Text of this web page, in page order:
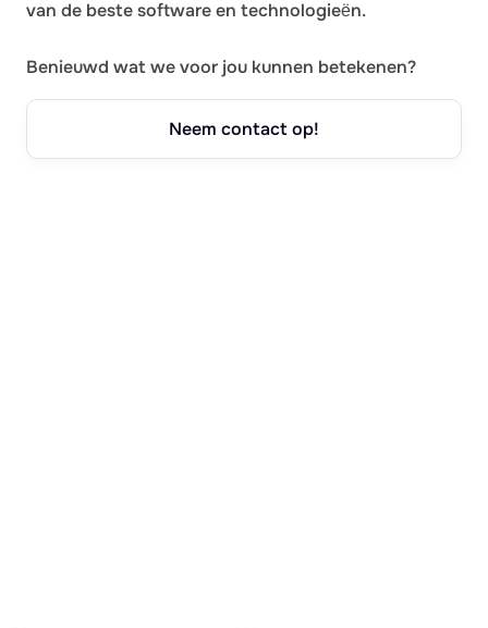
van de beste software en technologieën.
Benieuwd wat we voor jou kunnen betekenen?
Neem contact op!